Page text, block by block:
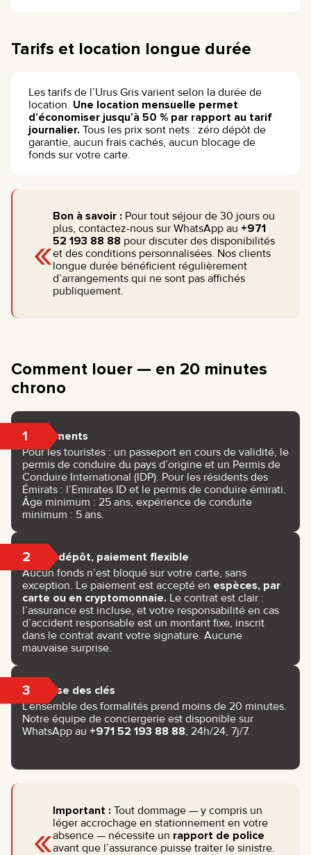
Tarifs et location longue durée
Les tarifs de l’Urus Gris varient selon la durée de
location. Une location mensuelle permet
d’économiser jusqu’à 50 % par rapport au tarif
journalier. Tous les prix sont nets : zéro dépôt de
garantie, aucun frais cachés, aucun blocage de
fonds sur votre carte.
«
Bon à savoir : Pour tout séjour de 30 jours ou
plus, contactez-nous sur WhatsApp au +971
52 193 88 88 pour discuter des disponibilités
et des conditions personnalisées. Nos clients
longue durée bénéficient régulièrement
d’arrangements qui ne sont pas affichés
publiquement.
Comment louer — en 20 minutes
chrono
1 Documents
Pour les touristes : un passeport en cours de validité, le
permis de conduire du pays d’origine et un Permis de
Conduire International (IDP). Pour les résidents des
Émirats : l’Emirates ID et le permis de conduire émirati.
Âge minimum : 25 ans, expérience de conduite
minimum : 5 ans.
2 Sans dépôt, paiement flexible
Aucun fonds n’est bloqué sur votre carte, sans
exception. Le paiement est accepté en espèces, par
carte ou en cryptomonnaie. Le contrat est clair :
l’assurance est incluse, et votre responsabilité en cas
d’accident responsable est un montant fixe, inscrit
dans le contrat avant votre signature. Aucune
mauvaise surprise.
3 Remise des clés
L’ensemble des formalités prend moins de 20 minutes.
Notre équipe de conciergerie est disponible sur
WhatsApp au +971 52 193 88 88, 24h/24, 7j/7.
«
Important : Tout dommage — y compris un
léger accrochage en stationnement en votre
absence — nécessite un rapport de police
avant que l’assurance puisse traiter le sinistre.